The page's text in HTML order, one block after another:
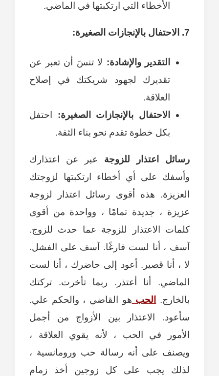
الأخطاء التي ارتكبتها في الماضي.
7. الاحتفال بالإنجازات الصغيرة:
التقدير والإشادة: لا تنسَ أن تعبر عن
تقديرك لجهود شريكتك في إصلاح
العلاقة.
الاحتفال بالإنجازات الصغيرة: احتفل
بكل خطوة تقدم نحو بناء الثقة.
رسائل اعتذار للزوجة عبر عن اعتذارك
وأسفك على أي أخطاء ارتكبتها لزوجتك
العزيزة. هذه أقوى رسائل اعتذار لزوجة
عزيزة ، جديدة تمامًا ، وواحدة من أقوى
كلمات الاعتذار للزوجة عما حدث للزوج.
آسف ، أنا لست فارغًا. آسف على الفشل.
لا ، أنا قصير. أعود إلى حاضرك ، أنا لست
الماضي. أنا أعتذر. ربما تأخرت. تركتك
بالخارج.
الحب هو القاضي ، والحكم علي.
سأعود. الاعتذار بين الأزواج من أجمل
الأمور في الحب ، لأنه يقوي العلاقة ،
ويصنف على أنه رسالة حب ورومانسية ،
لذلك يجب على كل زوجين أخذ زمام